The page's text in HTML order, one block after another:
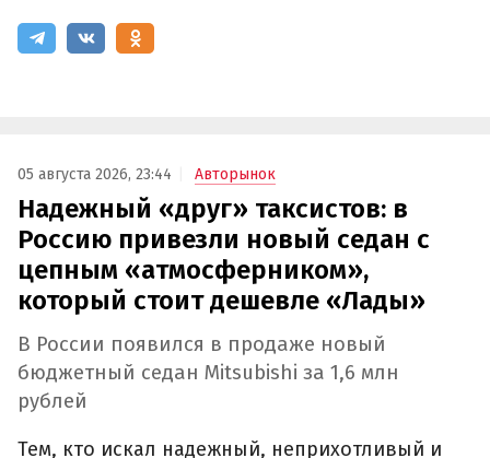
05 августа 2026, 23:44 Авторынок
Надежный «друг» таксистов: в
Россию привезли новый седан с
цепным «атмосферником»,
который стоит дешевле «Лады»
В России появился в продаже новый
бюджетный седан Mitsubishi за 1,6 млн
рублей
Тем, кто искал надежный, неприхотливый и